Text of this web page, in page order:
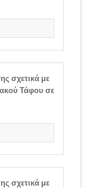
σχετικά με
Τάφου σε
σχετικά με